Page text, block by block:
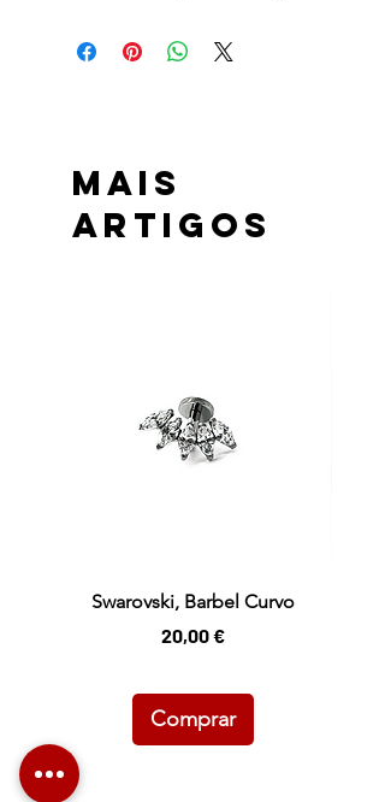
Mais
Artigos
Swarovski, Barbel Curvo
Preço
20,00 €
Comprar